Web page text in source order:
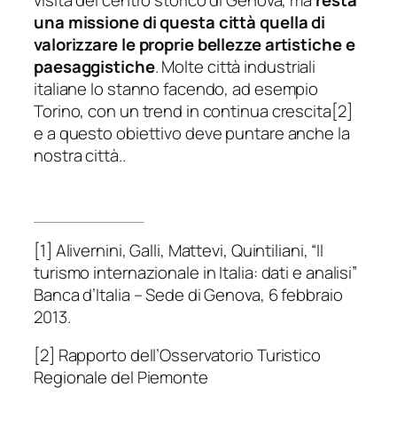
una missione di questa città quella di
valorizzare le proprie bellezze artistiche e
paesaggistiche. Molte città industriali
italiane lo stanno facendo, ad esempio
Torino, con un trend in continua crescita[2]
e a questo obiettivo deve puntare anche la
nostra città..
[1] Alivernini, Galli, Mattevi, Quintiliani, “Il
turismo internazionale in Italia: dati e analisi”
Banca d’Italia – Sede di Genova, 6 febbraio
2013.
[2] Rapporto dell’Osservatorio Turistico
Regionale del Piemonte